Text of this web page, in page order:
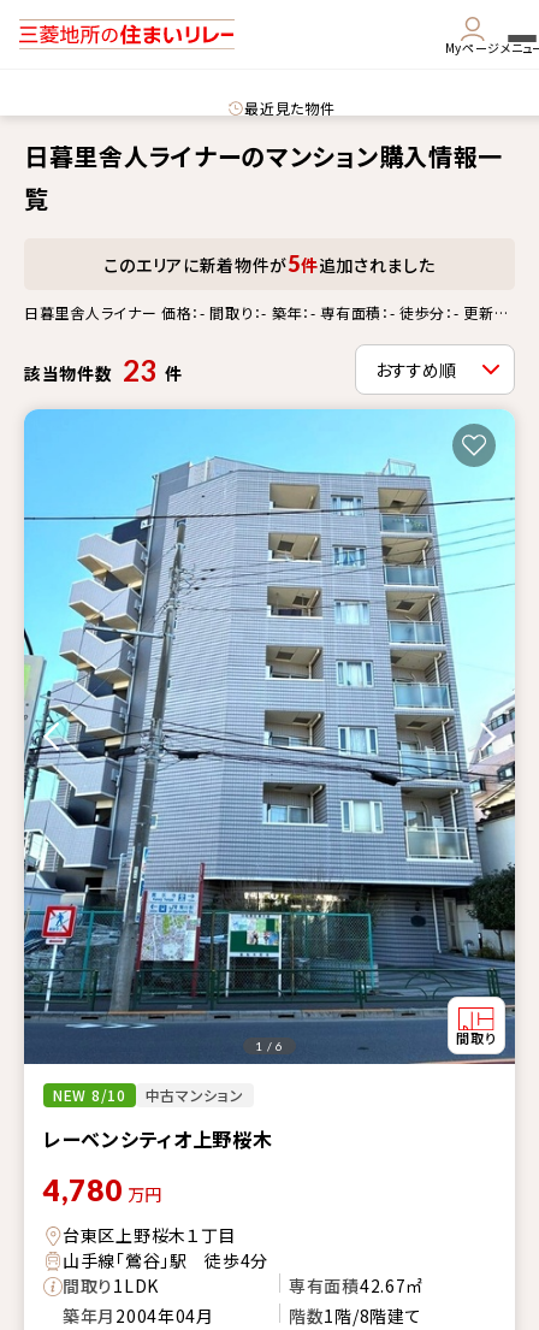
Myページメニュ
最近見た物件
日暮里舎人ライナーのマンション購入情報一
覧
このエリアに新着物件が5件追加されました
日暮里舎人ライナー 価格：- 間取り：- 築年：- 専有面積：- 徒歩分：- 更新情
該当物件数 23 件
NEW 8/10 中古マンション
レーベンシティオ上野桜木
1 / 6
4,780 万円
台東区上野桜木１丁目
山手線「鶯谷」駅 徒歩4分
間取り1LDK 専有面積42.67㎡
築年月 2004年04月 階数1階/8階建て